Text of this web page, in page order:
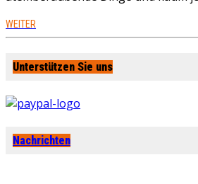
WEITER
Unterstützen Sie uns
Nachrichten